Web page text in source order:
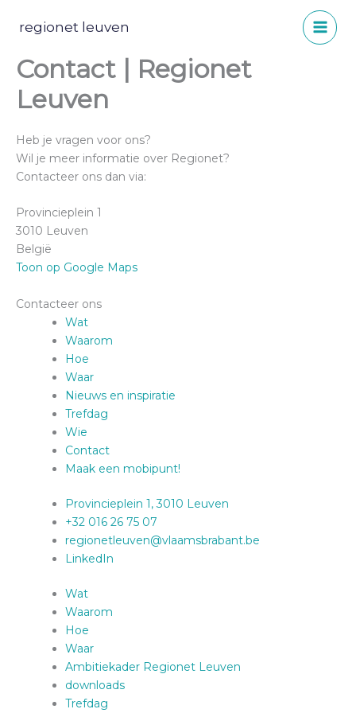
naar
inhoud
regionet leuven
Contact | Regionet
Leuven
Heb je vragen voor ons?
Wil je meer informatie over Regionet?
Contacteer ons dan via:
Provincieplein 1
3010 Leuven
België
Toon op Google Maps
Contacteer ons
Wat
Waarom
Hoe
Waar
Nieuws en inspiratie
Trefdag
Wie
Contact
Maak een mobipunt!
Provincieplein 1, 3010 Leuven
+32 016 26 75 07
regionetleuven@vlaamsbrabant.be
LinkedIn
Wat
Waarom
Hoe
Waar
Ambitiekader Regionet Leuven
downloads
Trefdag